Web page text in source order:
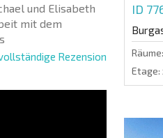
und Elisabeth
mit dem
Rezension
ID
Räume:
Etage: